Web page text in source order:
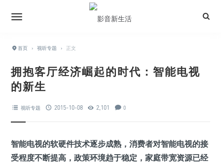
首页 › 视听专题 › 正文
拥抱客厅经济崛起的时代：智能电视
的新生
视听专题 2015-10-08 2,101 0
智能电视的软硬件技术逐步成熟，消费者对智能电视的接
受程度不断提高，政策环境趋于稳定，家庭带宽资源已经